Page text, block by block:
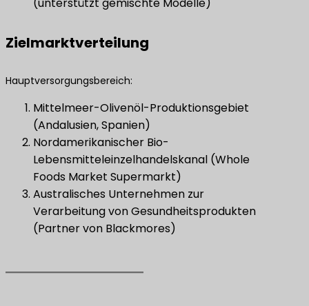
Zielmarktverteilung
Hauptversorgungsbereich:
Mittelmeer-Olivenöl-Produktionsgebiet
(Andalusien, Spanien)
Nordamerikanischer Bio-
Lebensmitteleinzelhandelskanal (Whole
Foods Market Supermarkt)
Australisches Unternehmen zur
Verarbeitung von Gesundheitsprodukten
(Partner von Blackmores)